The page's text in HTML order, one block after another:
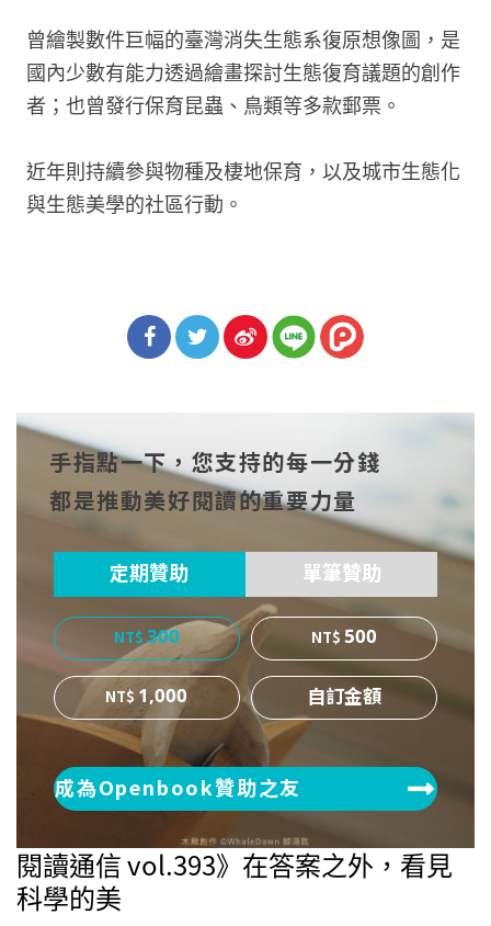
曾繪製數件巨幅的臺灣消失生態系復原想像圖，是
國內少數有能力透過繪畫探討生態復育議題的創作
者；也曾發行保育昆蟲、鳥類等多款郵票。
近年則持續參與物種及棲地保育，以及城市生態化
與生態美學的社區行動。
cebo
ok
witt
er
博
手指點一下，您支持的每一分錢
都是推動美好閱讀的重要力量
定期贊助 單筆贊助
300
500
1,000
成為Openbook贊助之友
閱讀通信 vol.393》在答案之外，看見
科學的美